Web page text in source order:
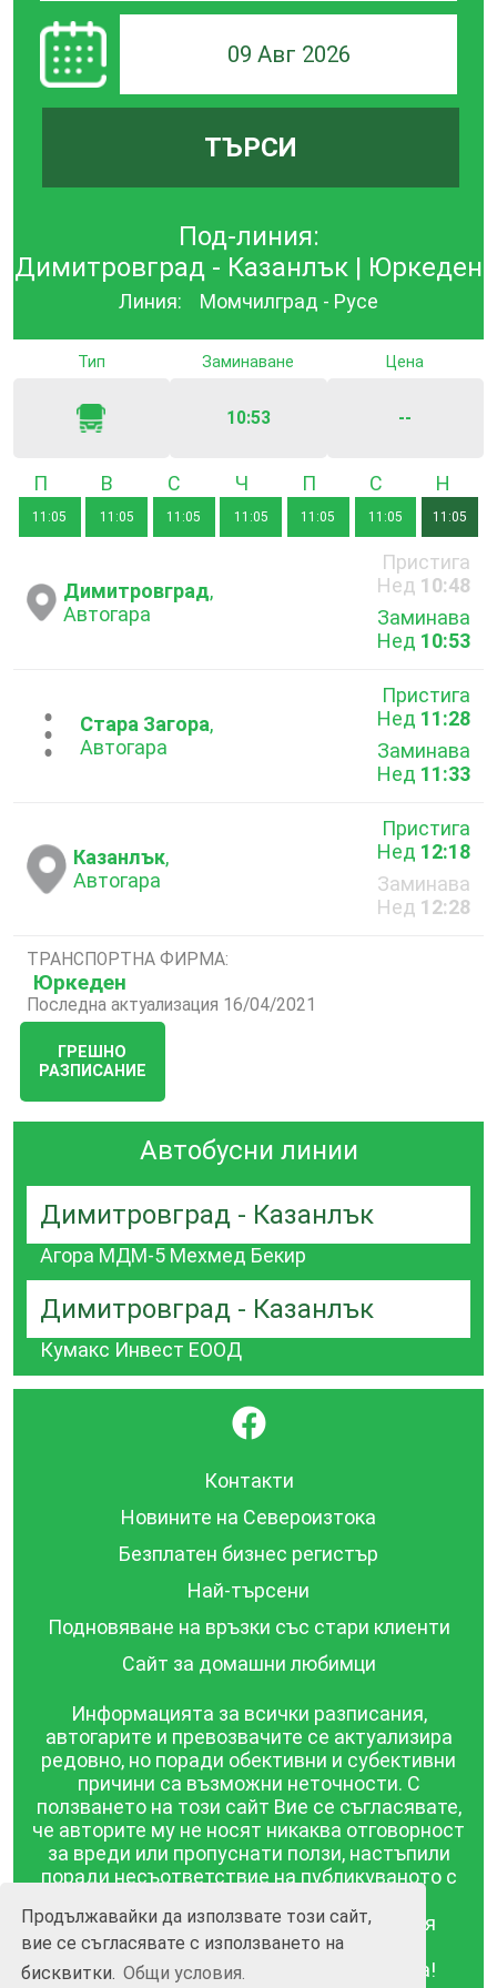
Продължавайки да използвате този сайт,
вие се съгласявате с използването на
бисквитки. Общи условия.
09 Авг 2026
ТЪРСИ
Под-линия:
Димитровград - Казанлък | Юркеден
Линия: Момчилград - Русе
Тип Заминаване
10:53
Цена
--
Понеделник
11:05
Вторник
11:05 11:05
Четвъртък
11:05 11:05
Събота
11:05 11:05
Димитровград,
Автогара
Пристига
Нед 10:48
Заминава
Нед 10:53
...Стара Загора,
Автогара
Пристига
Нед 11:28
Заминава
Нед 11:33
Казанлък,
Автогара
Пристига
Нед 12:18
Заминава
Нед 12:28
ТРАНСПОРТНА ФИРМА:
Юркеден
Последна актуализация 16/04/2021
ГРЕШНО
РАЗПИСАНИЕ
Автобусни линии
Димитровград - Казанлък
Агора МДМ-5 Мехмед Бекир
Димитровград - Казанлък
Кумакс Инвест ЕООД
}
Контакти
Новините на Североизтока
Безплатен бизнес регистър
Най-търсени
Подновяване на връзки със стари клиенти
Сайт за домашни любимци
Информацията за всички разписания,
автогарите и превозвачите се актуализира
редовно, но поради обективни и субективни
причини са възможни неточности. С
ползването на този сайт Вие се съгласявате,
че авторите му не носят никаква отговорност
за вреди или пропуснати ползи, настъпили
поради несъответствие на публикуваното с
публикувана в този сайт се предоставя
такава каквато е, без гаранция за
съответствието ѝ с действителността!